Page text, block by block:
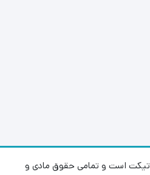
است و تمامی حقوق مادی و